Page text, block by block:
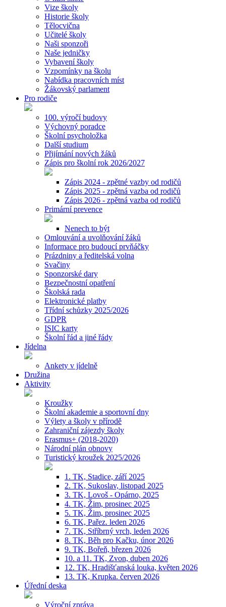
Vize školy
Historie školy
Tělocvična
Učitelé školy
Naši sponzoři
Naše jedničky
Vybavení školy
Vzpomínky na školu
Nabídka pracovních míst
Žákovský parlament
Pro rodiče
100. výročí budovy
Výchovný poradce
Školní psycholožka
Další studium
Přijímání nových žáků
Zápis pro školní rok 2026/2027
Zápis 2024 - zpětné vazby od rodičů
Zápis 2025 - zpětná vazba od rodičů
Zápis 2026 - zpětná vazba od rodičů
Primární prevence
Nenech to být
Omlouvání a uvolňování žáků
Informace pro budoucí prvňáčky
Prázdniny a ředitelská volna
Svačiny
Sponzorské dary
Bezpečnostní opatření
Školská rada
Elektronické platby
Třídní schůzky 2025/2026
GDPR
ISIC karty
Školní řád a jiné řády
Jídelna
Ankety v jídelně
Družina
Aktivity
Kroužky
Školní akademie a sportovní dny
Výlety a školy v přírodě
Zahraniční zájezdy školy
Erasmus+ (2018-2020)
Národní plán obnovy
Turistický kroužek 2025/2026
1. TK, Stadice, září 2025
2. TK, Sukoslav, listopad 2025
3. TK, Lovoš - Opárno, 2025
4. TK, Žim, prosinec 2025
5. TK, Žim, prosinec 2025
6. TK, Pařez. leden 2026
7. TK, Stříbrný vrch, leden 2026
8. TK, Běh pro Kačku, únor 2026
9. TK, Bořeň, březen 2026
10. a 11. TK, Zvon, duben 2026
12. TK, Hradišťanská louka, květen 2026
13. TK, Krupka. červen 2026
Úřední deska
Výroční zpráva